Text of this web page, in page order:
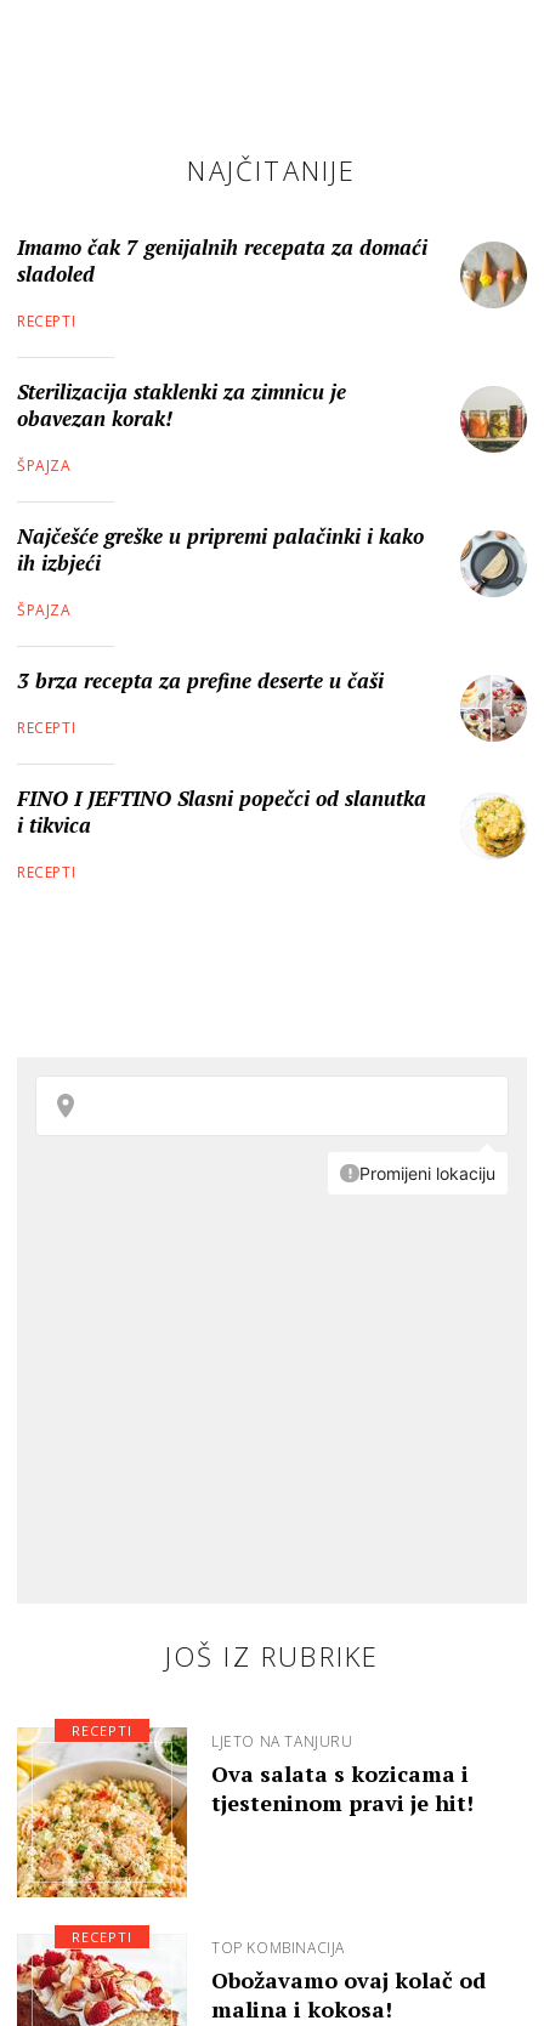
NAJČITANIJE
Imamo čak 7 genijalnih recepata za domaći
sladoled
RECEPTI
Sterilizacija staklenki za zimnicu je
obavezan korak!
ŠPAJZA
Najčešće greške u pripremi palačinki i kako
ih izbjeći
ŠPAJZA
3 brza recepta za prefine deserte u čaši
RECEPTI
FINO I JEFTINO Slasni popečci od slanutka
i tikvica
RECEPTI
JOŠ IZ RUBRIKE
LJETO NA TANJURU
Ova salata s kozicama i
tjesteninom pravi je hit!
RECEPTI
TOP KOMBINACIJA
Obožavamo ovaj kolač od
malina i kokosa!
RECEPTI